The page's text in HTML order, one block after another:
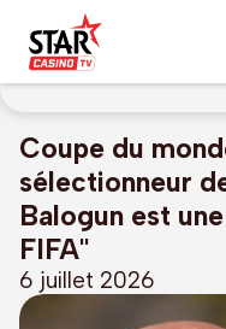
Coupe du
sélectionneur
Balogun est
FIFA"
6 juillet 2026